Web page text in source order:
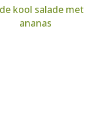
kool salade met
ananas